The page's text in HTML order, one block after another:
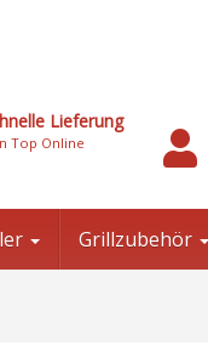
Lieferung
Top Online
Grillzubehör